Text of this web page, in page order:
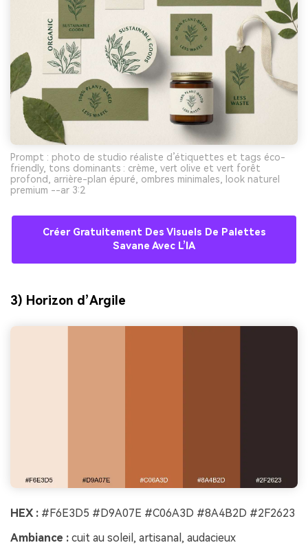
Prompt : photo de studio réaliste d’étiquettes et tags éco-
friendly, tons dominants : crème, vert olive et vert forêt
profond, arrière-plan épuré, ombres minimales, look naturel
premium --ar 3:2
Créer Gratuitement Des Visuels De Palettes
Savane Avec L’IA
3) Horizon d’Argile
HEX : #F6E3D5 #D9A07E #C06A3D #8A4B2D #2F2623
Ambiance : cuit au soleil, artisanal, audacieux